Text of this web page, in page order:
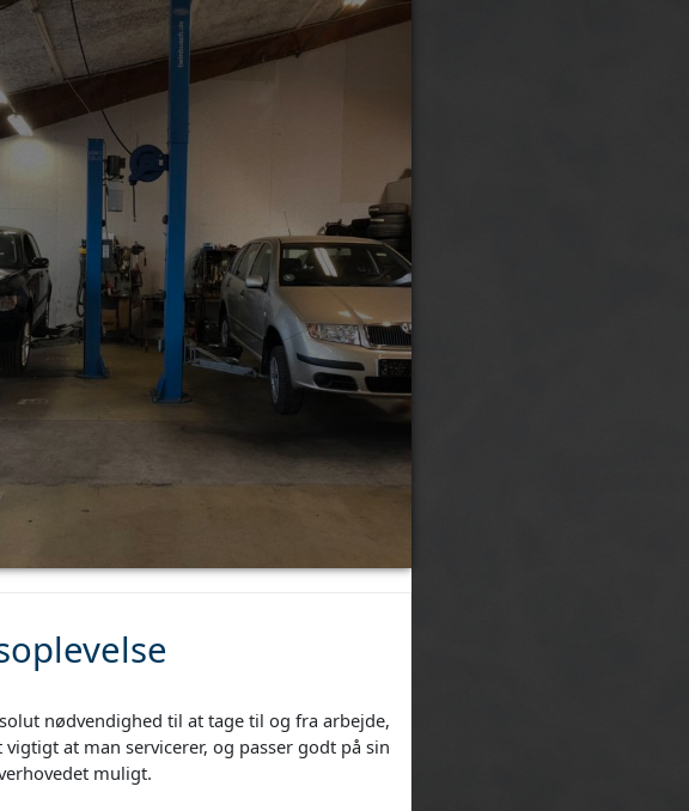
nødvendighed til at tage til og fra arbejde,
at man servicerer, og passer godt på sin
muligt.